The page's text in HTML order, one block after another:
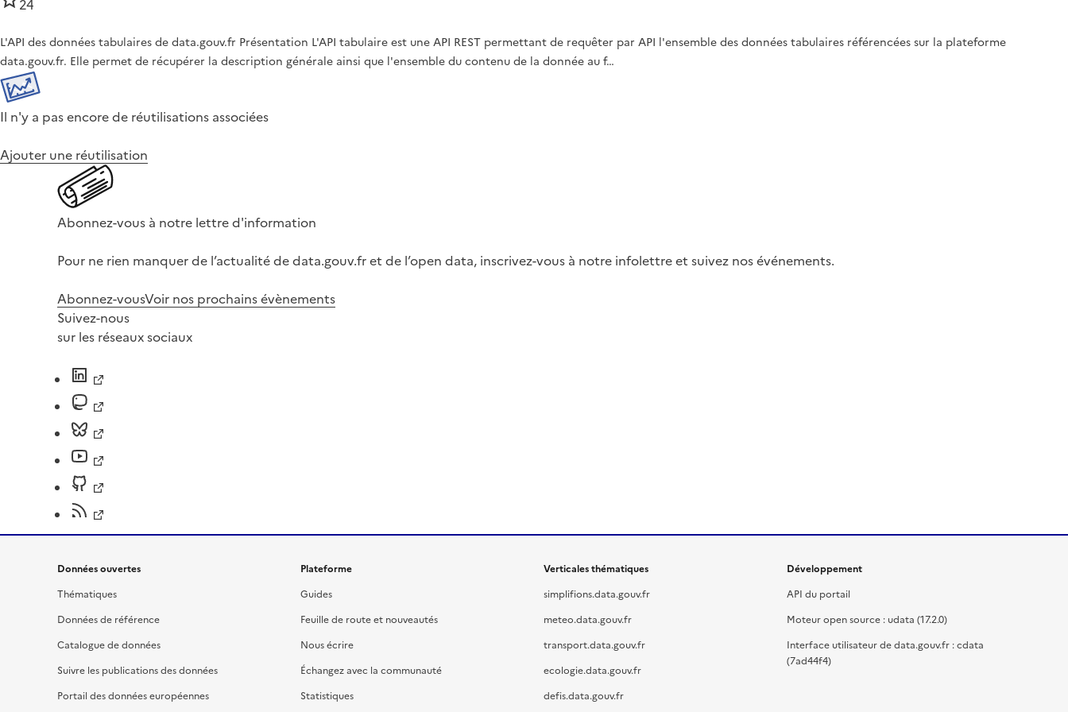
24
L'API des données tabulaires de data.gouv.fr Présentation L'API tabulaire est une API REST permettant de requêter par API l'ensemble des données tabulaires référencées sur la plateforme
data.gouv.fr. Elle permet de récupérer la description générale ainsi que l'ensemble du contenu de la donnée au f…
Il n'y a pas encore de réutilisations associées
Ajouter une réutilisation
Abonnez-vous à notre lettre d'information
Pour ne rien manquer de l’actualité de data.gouv.fr et de l’open data, inscrivez-vous à notre infolettre et suivez nos événements.
Abonnez-vousVoir nos prochains évènements
Suivez-nous
sur les réseaux sociaux
Données ouvertes
Thématiques
Données de référence
Catalogue de données
Suivre les publications des données
Portail des données européennes
Plateforme
Guides
Feuille de route et nouveautés
Nous écrire
Échangez avec la communauté
Statistiques
Verticales thématiques
simplifions.data.gouv.fr
meteo.data.gouv.fr
transport.data.gouv.fr
ecologie.data.gouv.fr
defis.data.gouv.fr
Développement
API du portail
Moteur open source : udata (17.2.0)
Interface utilisateur de data.gouv.fr : cdata
(7ad44f4)